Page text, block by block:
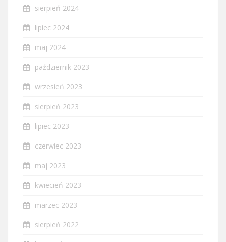
sierpień 2024
lipiec 2024
maj 2024
październik 2023
wrzesień 2023
sierpień 2023
lipiec 2023
czerwiec 2023
maj 2023
kwiecień 2023
marzec 2023
sierpień 2022